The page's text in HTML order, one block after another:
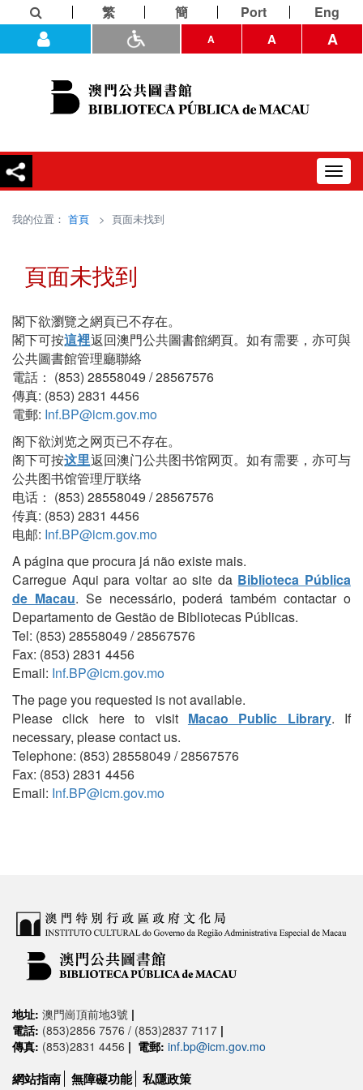
繁 簡 Port Eng
A A A
我的位置： 首頁 > 頁面未找到
頁面未找到
閣下欲瀏覽之網頁已不存在。
閣下可按這裡返回澳門公共圖書館網頁。如有需要，亦可與
公共圖書館管理廳聯絡
電話： (853) 28558049 / 28567576
傳真: (853) 2831 4456
電郵: Inf.BP@icm.gov.mo
阁下欲浏览之网页已不存在。
阁下可按这里返回澳门公共图书馆网页。如有需要，亦可与
公共图书馆管理厅联络
电话： (853) 28558049 / 28567576
传真: (853) 2831 4456
电邮: Inf.BP@icm.gov.mo
A página que procura já não existe mais.
Carregue Aqui para voltar ao site da Biblioteca Pública
de Macau. Se necessário, poderá também contactar o
Departamento de Gestão de Bibliotecas Públicas.
Tel: (853) 28558049 / 28567576
Fax: (853) 2831 4456
Email: Inf.BP@icm.gov.mo
The page you requested is not available.
Please click here to visit Macao Public Library. If
necessary, please contact us.
Telephone: (853) 28558049 / 28567576
Fax: (853) 2831 4456
Email: Inf.BP@icm.gov.mo
地址: 澳門崗頂前地3號 |
電話: (853)2856 7576 / (853)2837 7117 |
傳真: (853)2831 4456 | 電郵: inf.bp@icm.gov.mo
網站指南 無障礙功能 私隱政策